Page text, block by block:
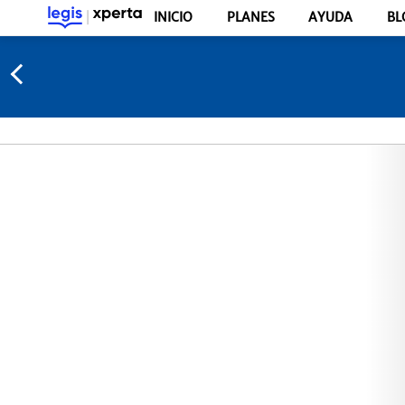
INICIO PLANES AYUDA